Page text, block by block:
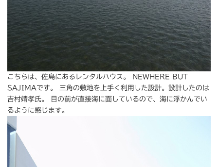
こちらは、佐島にあるレンタルハウス。 NEWHERE BUT
SAJIMAです。 三角の敷地を上手く利用した設計。設計したのは
吉村靖孝氏。 目の前が直接海に面しているので、海に浮かんでい
るように感じます。